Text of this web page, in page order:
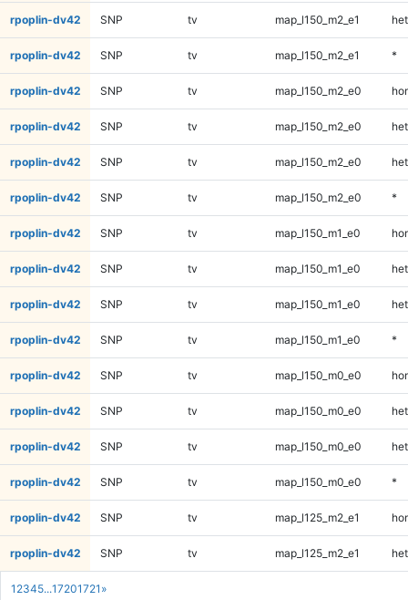
1 2345...17201721 »
rpoplin-dv42 SNP tv map_l150_m2_e1 het
rpoplin-dv42 SNP tv map_l150_m2_e1 *
rpoplin-dv42 SNP tv map_l150_m2_e0
rpoplin-dv42 SNP tv map_l150_m2_e0
rpoplin-dv42 SNP tv map_l150_m2_e0 het
rpoplin-dv42 SNP tv map_l150_m2_e0 *
rpoplin-dv42 SNP tv map_l150_m1_e0
rpoplin-dv42 SNP tv map_l150_m1_e0
rpoplin-dv42 SNP tv map_l150_m1_e0 het
rpoplin-dv42 SNP tv map_l150_m1_e0 *
rpoplin-dv42 SNP tv map_l150_m0_e0
rpoplin-dv42 SNP tv map_l150_m0_e0
rpoplin-dv42 SNP tv map_l150_m0_e0 het
rpoplin-dv42 SNP tv map_l150_m0_e0 *
rpoplin-dv42 SNP tv map_l125_m2_e1
rpoplin-dv42 SNP tv map_l125_m2_e1